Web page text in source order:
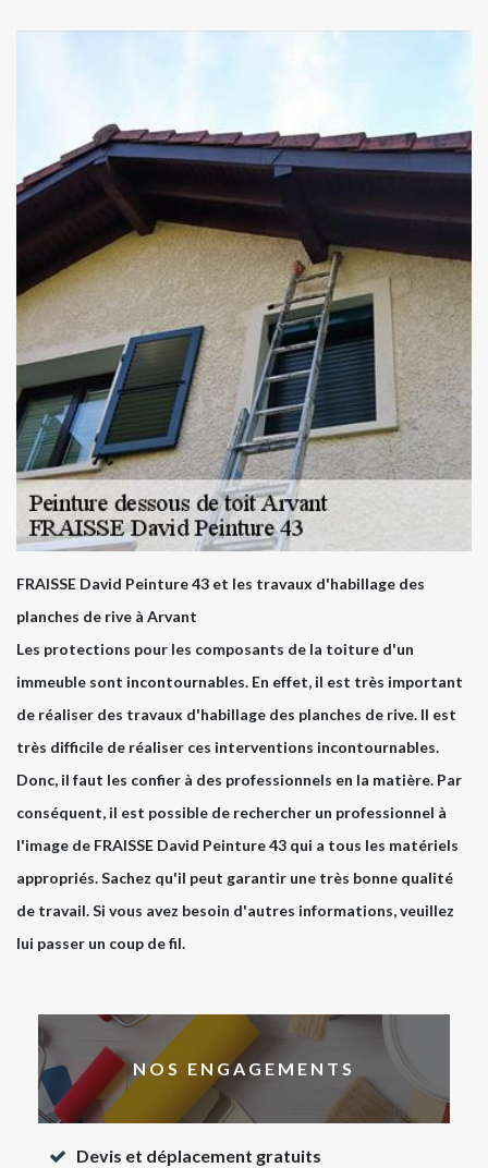
FRAISSE David Peinture 43 et les travaux d'habillage des
planches de rive à Arvant
Les protections pour les composants de la toiture d'un
immeuble sont incontournables. En effet, il est très important
de réaliser des travaux d'habillage des planches de rive. Il est
très difficile de réaliser ces interventions incontournables.
Donc, il faut les confier à des professionnels en la matière. Par
conséquent, il est possible de rechercher un professionnel à
l'image de FRAISSE David Peinture 43 qui a tous les matériels
appropriés. Sachez qu'il peut garantir une très bonne qualité
de travail. Si vous avez besoin d'autres informations, veuillez
lui passer un coup de fil.
NOS ENGAGEMENTS
Devis et déplacement gratuits